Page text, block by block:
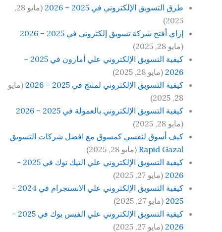
طرق التسويق الإلكتروني في 2025 – 2026
(مايو 28,
2025)
إزاي أفتح شركة تسويق إلكتروني في 2025 – 2026
(مايو 28, 2025)
كيفية التسويق الإلكتروني علي أمازون في 2025 –
2026 (مايو 28, 2025)
كيفية التسويق الإلكتروني لمنتج في 2025 – 2026
(مايو
28, 2025)
كيفية التسويق الإلكتروني بالعمولة في 2025 – 2026
(مايو 28, 2025)
كيف أسوق لنفسي كمسوق مع افضل شركات التسويق
Rapid Gazal (مايو 28, 2025)
كيفية التسويق الإلكتروني علي التيك توك في 2025 -
2026 (مايو 27, 2025)
كيفية التسويق الإلكتروني علي الانستجرام في 2024 -
2025 (مايو 27, 2025)
كيفية التسويق الإلكتروني علي الفيس بوك في 2025 -
2026 (مايو 27, 2025)